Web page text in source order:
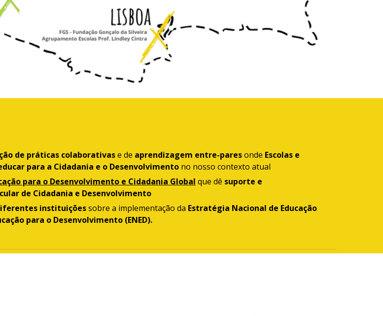
de práticas colaborativase de aprendizagem entre-paresonde Escolas e
para a Cidadania e o Desenvolvimentono nosso contexto atual
para o Desenvolvimento e Cidadania Global que dê suporte e
de Cidadania e Desenvolvimento
instituiçõessobre a implementação da Estratégia Nacional de Educação
para o Desenvolvimento (ENED).